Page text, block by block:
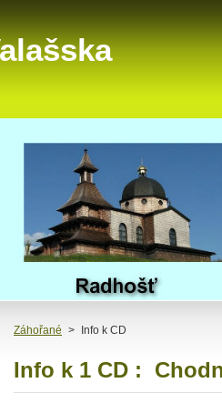
Záhořané > Info k CD
Info k 1 CD :